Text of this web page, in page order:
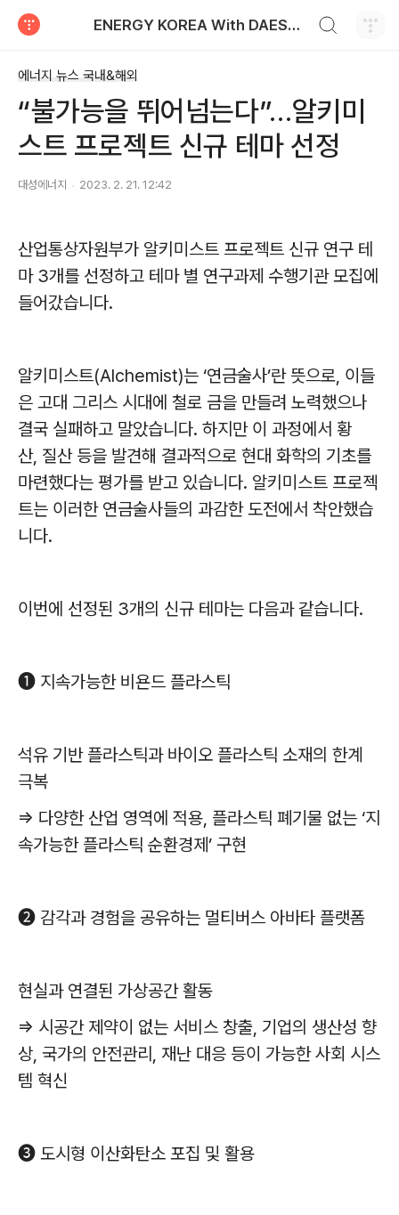
ENERGY KOREA With DAESUNG ENERGY
에너지 뉴스 국내&해외
“불가능을 뛰어넘는다”…알키미
스트 프로젝트 신규 테마 선정
대성에너지 2023. 2. 21. 12:42
산업통상자원부가 알키미스트 프로젝트 신규 연구 테
마 3개를 선정하고 테마 별 연구과제 수행기관 모집에
들어갔습니다.
알키미스트(Alchemist)는 ‘연금술사’란 뜻으로, 이들
은 고대 그리스 시대에 철로 금을 만들려 노력했으나
결국 실패하고 말았습니다. 하지만 이 과정에서 황
산, 질산 등을 발견해 결과적으로 현대 화학의 기초를
마련했다는 평가를 받고 있습니다. 알키미스트 프로젝
트는 이러한 연금술사들의 과감한 도전에서 착안했습
니다.
이번에 선정된 3개의 신규 테마는 다음과 같습니다.
➊ 지속가능한 비욘드 플라스틱
석유 기반 플라스틱과 바이오 플라스틱 소재의 한계
극복
⇒ 다양한 산업 영역에 적용, 플라스틱 폐기물 없는 ‘지
속가능한 플라스틱 순환경제’ 구현
➋ 감각과 경험을 공유하는 멀티버스 아바타 플랫폼
현실과 연결된 가상공간 활동
⇒ 시공간 제약이 없는 서비스 창출, 기업의 생산성 향
상, 국가의 안전관리 , 재난 대응 등이 가능한 사회 시스
템 혁신
➌ 도시형 이산화탄소 포집 및 활용